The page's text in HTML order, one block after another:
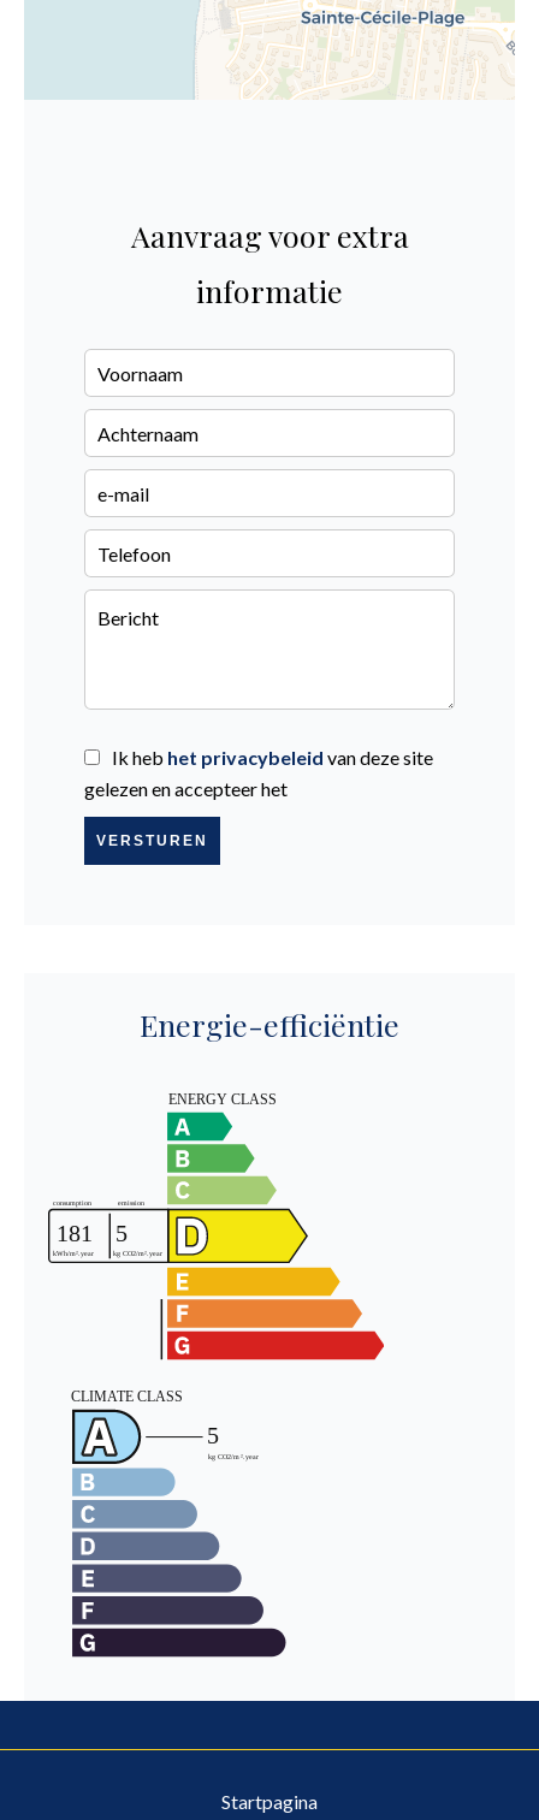
Aanvraag voor extra
informatie
Ik heb het privacybeleid van deze site
gelezen en accepteer het
VERSTUREN
Energie-efficiëntie
Startpagina